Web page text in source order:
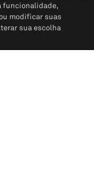
funcionalidade,
modificar suas
sua escolha